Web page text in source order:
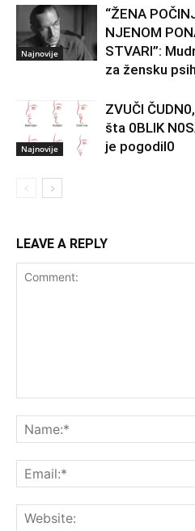
Najnovije
“ŽENA
NJENOM
STVARI”:
za žensku
Najnovije
ZVUČI
šta 0BLIK
je pogodil0
LEAVE A REPLY